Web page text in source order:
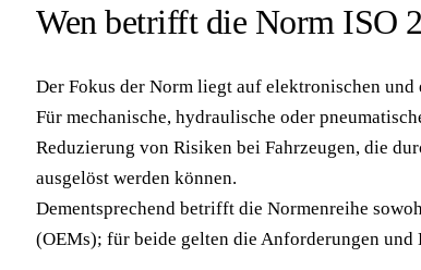
Wen betrifft die Norm ISO
Der Fokus der Norm liegt auf elektronischen
Für mechanische, hydraulische oder
Reduzierung von Risiken bei Fahrzeugen, die
ausgelöst werden können.
Dementsprechend betrifft die Normenreihe
(OEMs); für beide gelten die Anforderungen und